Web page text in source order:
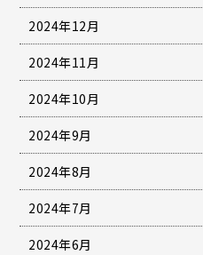
2024年12月
2024年11月
2024年10月
2024年9月
2024年8月
2024年7月
2024年6月